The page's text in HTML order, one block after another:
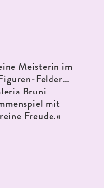
Meisterin im
Felder…
Bruni
mit
Freude.«